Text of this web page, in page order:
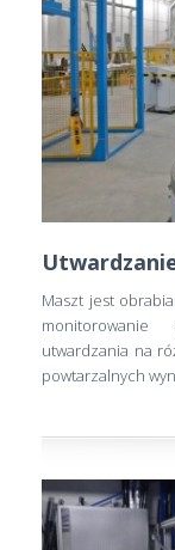
Maszt jest
utwardzania na
powtarzalnych